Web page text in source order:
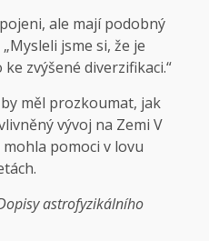
ale mají podobný
jsme si, že je
zvýšené diverzifikaci.“
měl prozkoumat, jak
vývoj na Zemi V
pomoci v lovu
astrofyzikálního